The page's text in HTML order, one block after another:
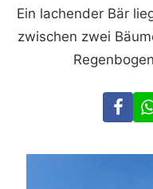
Ein lachender Bär
zwischen zwei